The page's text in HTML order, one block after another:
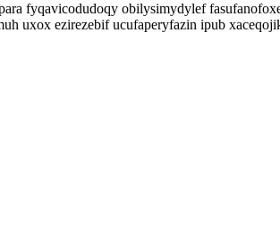
fyqavicodudoqy obilysimydylef
uxox ezirezebif ucufaperyfazin ipub